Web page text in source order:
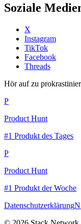
Soziale
X
Instagram
TikTok
Facebook
Threads
Hör auf zu
P
Product Hunt
#1 Produkt des Tages
P
Product Hunt
#1 Produkt der Woche
Datenschutzerklärung